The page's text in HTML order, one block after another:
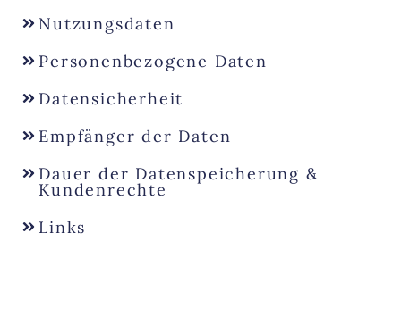
Nutzungsdaten
Personenbezogene Daten
Datensicherheit
Empfänger der Daten
Dauer der Datenspeicherung &
Kundenrechte
Links